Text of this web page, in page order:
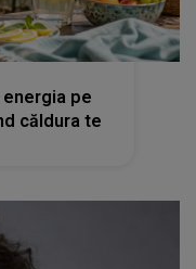
pe
căldura te